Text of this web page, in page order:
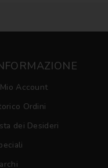
Account
Ordini
dei Desideri